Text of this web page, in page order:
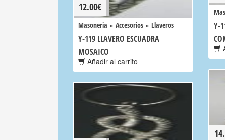
Y-
12.00€
Masoneria » Accesorios » Llaveros
Y-119 LLAVERO ESCUADRA
MOSAICO
Añadir al carrito